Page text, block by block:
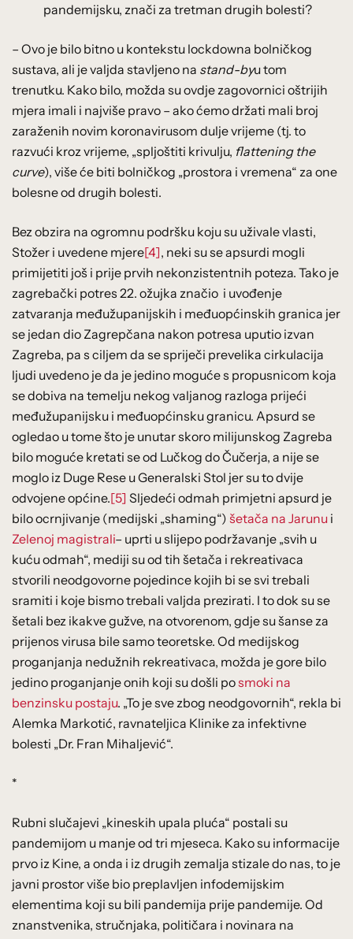
pandemijsku, znači za tretman drugih bolesti?
– Ovo je bilo bitno u kontekstu lockdowna bolničkog
sustava, ali je valjda stavljeno na stand-byu tom
trenutku. Kako bilo, možda su ovdje zagovornici oštrijih
mjera imali i najviše pravo – ako ćemo držati mali broj
zaraženih novim koronavirusom dulje vrijeme (tj. to
razvući kroz vrijeme, „spljoštiti krivulju, flattening the
curve), više će biti bolničkog „prostora i vremena“ za one
bolesne od drugih bolesti.
Bez obzira na ogromnu podršku koju su uživale vlasti,
Stožer i uvedene mjere[4], neki su se apsurdi mogli
primijetiti još i prije prvih nekonzistentnih poteza. Tako je
zagrebački potres 22. ožujka značio i uvođenje
zatvaranja međužupanijskih i međuopćinskih granica jer
se jedan dio Zagrepčana nakon potresa uputio izvan
Zagreba, pa s ciljem da se spriječi prevelika cirkulacija
ljudi uvedeno je da je jedino moguće s propusnicom koja
se dobiva na temelju nekog valjanog razloga prijeći
međužupanijsku i međuopćinsku granicu. Apsurd se
ogledao u tome što je unutar skoro milijunskog Zagreba
bilo moguće kretati se od Lučkog do Čučerja, a nije se
moglo iz Duge Rese u Generalski Stol jer su to dvije
odvojene općine.[5] Sljedeći odmah primjetni apsurd je
bilo ocrnjivanje (medijski „shaming“) šetača na Jarunu i
Zelenoj magistrali– uprti u slijepo podržavanje „svih u
kuću odmah“, mediji su od tih šetača i rekreativaca
stvorili neodgovorne pojedince kojih bi se svi trebali
sramiti i koje bismo trebali valjda prezirati. I to dok su se
šetali bez ikakve gužve, na otvorenom, gdje su šanse za
prijenos virusa bile samo teoretske. Od medijskog
proganjanja nedužnih rekreativaca, možda je gore bilo
jedino proganjanje onih koji su došli posmoki na
benzinsku postaju. „To je sve zbog neodgovornih“, rekla bi
Alemka Markotić, ravnateljica Klinike za infektivne
bolesti „Dr. Fran Mihaljević“.
*
Rubni slučajevi „kineskih upala pluća“ postali su
pandemijom u manje od tri mjeseca. Kako su informacije
prvo iz Kine, a onda i iz drugih zemalja stizale do nas, to je
javni prostor više bio preplavljen infodemijskim
elementima koji su bili pandemija prije pandemije. Od
znanstvenika, stručnjaka, političara i novinara na